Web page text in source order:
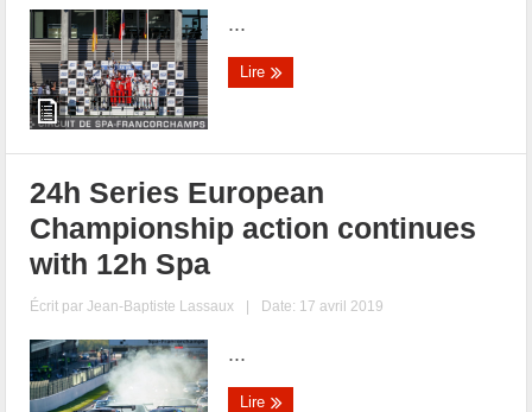
...
Lire
24h Series European
Championship action continues
with 12h Spa
Écrit parJean-Baptiste Lassaux | Date: 17 avril 2019
...
Lire